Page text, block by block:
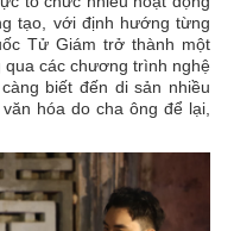
tạo, với định hướng từng
Tử Giám trở thành một
các chương trình nghệ
biết đến di sản nhiều
hóa do cha ông để lại,